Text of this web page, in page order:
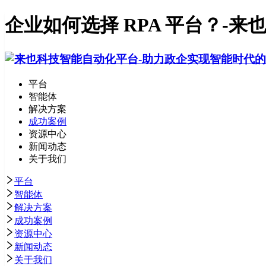
企业如何选择 RPA 平台？-来
平台
智能体
解决方案
成功案例
资源中心
新闻动态
关于我们
平台
智能体
解决方案
成功案例
资源中心
新闻动态
关于我们